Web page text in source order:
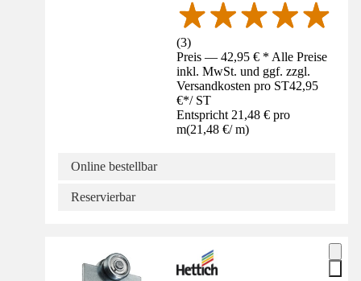
(3)
Preis — 42,95 € * Alle Preise
inkl. MwSt. und ggf. zzgl.
Versandkosten pro ST42,95
€*/ ST
Entspricht 21,48 € pro
m(21,48 €/ m)
Online bestellbar
Reservierbar